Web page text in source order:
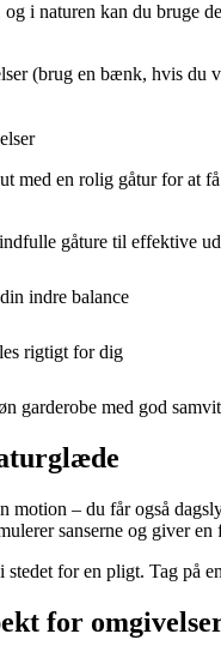
i naturen kan du bruge
(brug en bænk, hvis du
med en rolig gåtur for at
gåture til effektive
indre balance
rigtigt for dig
garderobe med god
– du får også
sanserne og giver en
for en pligt. Tag på
for